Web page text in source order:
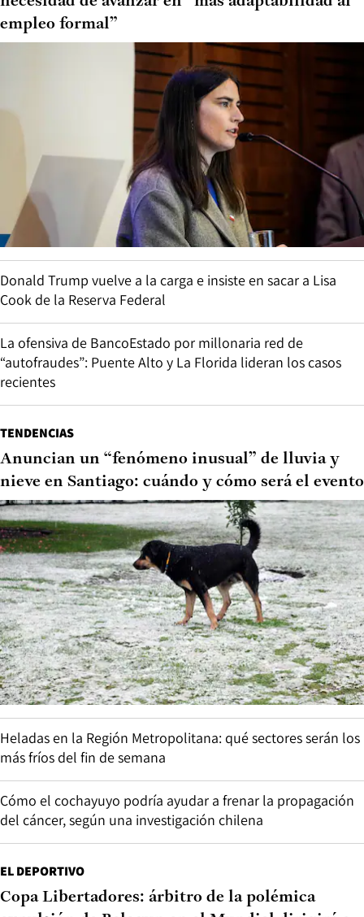
empleo formal”
Donald Trump vuelve a la carga e insiste en sacar a Lisa
Cook de la Reserva Federal
La ofensiva de BancoEstado por millonaria red de
“autofraudes”: Puente Alto y La Florida lideran los casos
recientes
TENDENCIAS
Anuncian un “fenómeno inusual” de lluvia y
nieve en Santiago: cuándo y cómo será el evento
Heladas en la Región Metropolitana: qué sectores serán los
más fríos del fin de semana
Cómo el cochayuyo podría ayudar a frenar la propagación
del cáncer, según una investigación chilena
EL DEPORTIVO
Copa Libertadores: árbitro de la polémica